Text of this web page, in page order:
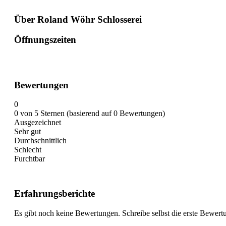
Über Roland Wöhr Schlosserei
Öffnungszeiten
Bewertungen
0
0 von 5 Sternen (basierend auf 0 Bewertungen)
Ausgezeichnet
Sehr gut
Durchschnittlich
Schlecht
Furchtbar
Erfahrungsberichte
Es gibt noch keine Bewertungen. Schreibe selbst die erste